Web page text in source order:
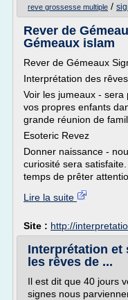
reve grossesse multiple /
Rever de
Gémeaux islam
Rever de Gémeaux
Interprétation des
Voir les jumeaux -
vos propres enfants
grande réunion de
Esoteric Revez
Donner naissance -
curiosité sera
temps de prêter
Lire la suite
Site : http://
Interprétation et
les rêves de ...
Il est dit que 40 jours
signes nous